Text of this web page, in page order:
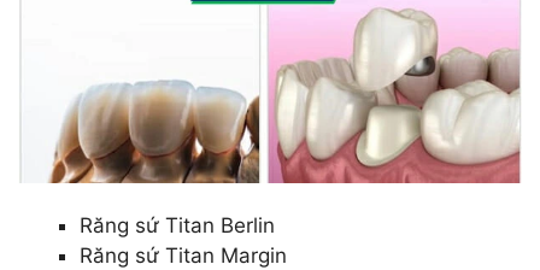
Răng sứ Titan Berlin
Răng sứ Titan Margin